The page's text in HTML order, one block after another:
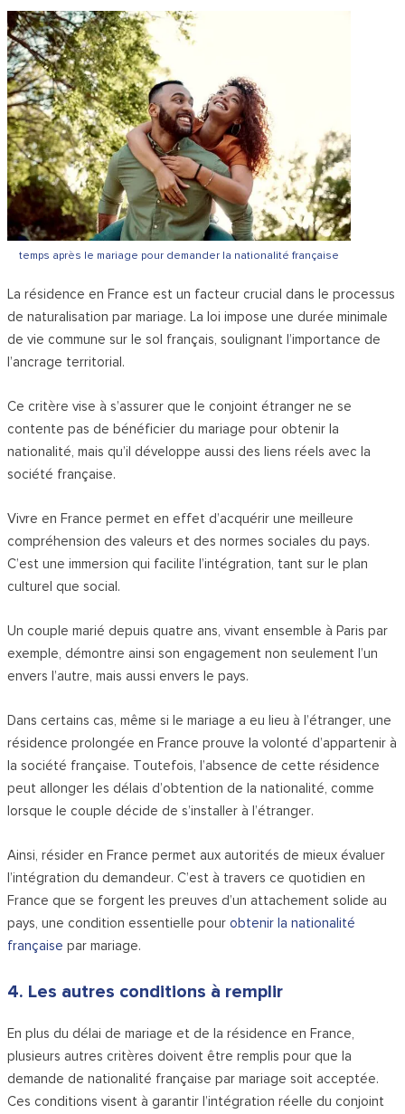
temps après le mariage pour demander la nationalité française
La résidence en France est un facteur crucial dans le processus
de naturalisation par mariage. La loi impose une durée minimale
de vie commune sur le sol français, soulignant l’importance de
l’ancrage territorial.
Ce critère vise à s’assurer que le conjoint étranger ne se
contente pas de bénéficier du mariage pour obtenir la
nationalité, mais qu’il développe aussi des liens réels avec la
société française.
Vivre en France permet en effet d’acquérir une meilleure
compréhension des valeurs et des normes sociales du pays.
C’est une immersion qui facilite l’intégration, tant sur le plan
culturel que social.
Un couple marié depuis quatre ans, vivant ensemble à Paris par
exemple, démontre ainsi son engagement non seulement l’un
envers l’autre, mais aussi envers le pays.
Dans certains cas, même si le mariage a eu lieu à l’étranger, une
résidence prolongée en France prouve la volonté d’appartenir à
la société française. Toutefois, l’absence de cette résidence
peut allonger les délais d’obtention de la nationalité, comme
lorsque le couple décide de s’installer à l’étranger.
Ainsi, résider en France permet aux autorités de mieux évaluer
l’intégration du demandeur. C’est à travers ce quotidien en
France que se forgent les preuves d’un attachement solide au
pays, une condition essentielle pour obtenir la nationalité
française par mariage.
4. Les autres conditions à remplir
En plus du délai de mariage et de la résidence en France,
plusieurs autres critères doivent être remplis pour que la
demande de nationalité française par mariage soit acceptée.
Ces conditions visent à garantir l’intégration réelle du conjoint